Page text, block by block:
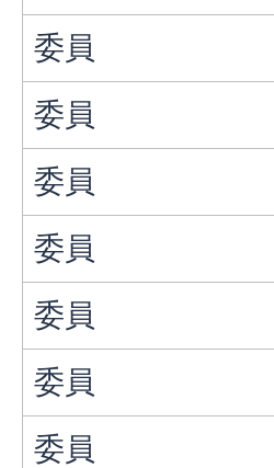
委員
委員
委員
委員
委員
委員
委員